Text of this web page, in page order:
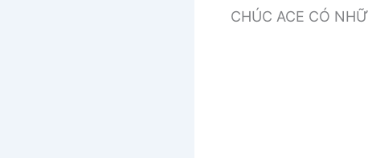
CHÚC ACE CÓ